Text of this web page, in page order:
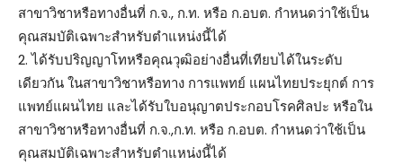
สาขาวิชาหรือทางอื่นที่ ก.จ., ก.ท. หรือ ก.อบต. กำหนดว่าใช้เป็น
คุณสมบัติเฉพาะสำหรับตำแหน่งนี้ได้
2. ได้รับปริญญาโทหรือคุณวุฒิอย่างอื่นที่เทียบได้ในระดับ
เดียวกัน ในสาขาวิชาหรือทาง การแพทย์ แผนไทยประยุกต์ การ
แพทย์แผนไทย และได้รับใบอนุญาตประกอบโรคศิลปะ หรือใน
สาขาวิชาหรือทางอื่นที่ ก.จ.,ก.ท. หรือ ก.อบต. กำหนดว่าใช้เป็น
คุณสมบัติเฉพาะสำหรับตำแหน่งนี้ได้